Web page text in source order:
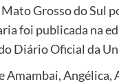
Grosso do Sul
foi publicada na
Diário Oficial da
Amambai, Angélica,